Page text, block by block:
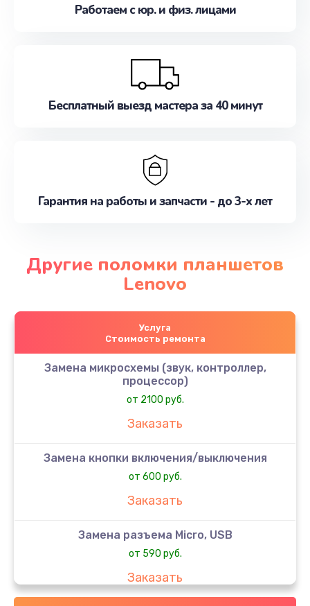
Работаем с юр. и физ. лицами
Бесплатный выезд мастера за 40 минут
Гарантия на работы и запчасти - до 3-х лет
Другие поломки планшетов
Lenovo
Услуга
Стоимость ремонта
Замена микросхемы (звук, контроллер,
процессор)
от 2100 руб.
Заказать
Замена кнопки включения/выключения
от 600 руб.
Заказать
Замена разъема Micro, USB
от 590 руб.
Заказать